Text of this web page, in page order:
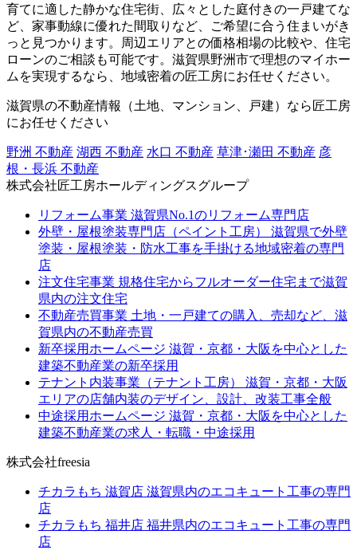
育てに適した静かな住宅街、広々とした庭付きの一戸建てな
ど、家事動線に優れた間取りなど、ご希望に合う住まいがき
っと見つかります。周辺エリアとの価格相場の比較や、住宅
ローンのご相談も可能です。滋賀県野洲市で理想のマイホー
ムを実現するなら、地域密着の匠工房にお任せください。
滋賀県の不動産情報（土地、マンション、戸建）なら匠工房
にお任せください
野洲 不動産 湖西 不動産 水口 不動産 草津･瀬田 不動産 彦
根・長浜 不動産
株式会社匠工房ホールディングスグループ
リフォーム事業 滋賀県No.1のリフォーム専門店
外壁・屋根塗装専門店（ペイント工房）
滋賀県で外壁
塗装・屋根塗装・防水工事を手掛ける地域密着の専門
店
注文住宅事業 規格住宅からフルオーダー住宅まで滋賀
県内の注文住宅
不動産売買事業 土地・一戸建ての購入、売却など、滋
賀県内の不動産売買
新卒採用ホームページ 滋賀・京都・大阪を中心とした
建築不動産業の新卒採用
テナント内装事業（テナント工房）
滋賀・京都・大阪
エリアの店舗内装のデザイン、設計、改装工事全般
中途採用ホームページ 滋賀・京都・大阪を中心とした
建築不動産業の求人・転職・中途採用
株式会社freesia
チカラもち 滋賀店 滋賀県内のエコキュート工事の専門
店
チカラもち 福井店 福井県内のエコキュート工事の専門
店